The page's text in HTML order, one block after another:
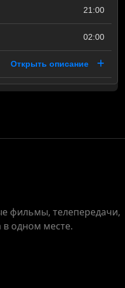
21:00
02:00
Открыть описание
фильмы, телепередачи,
в одном месте.